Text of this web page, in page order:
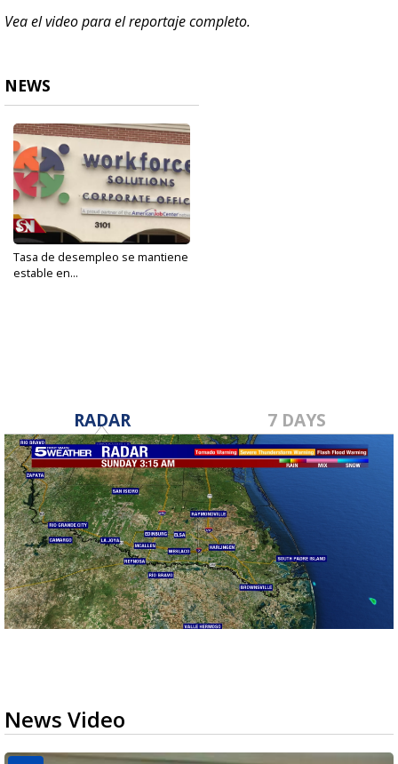
Vea el video para el reportaje completo.
NEWS
Tasa de desempleo se mantiene
estable en...
RADAR 7 DAYS
News Video